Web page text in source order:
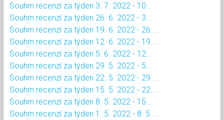
Souhrn recenzí za týden 3. 7. 2022 - 10....
Souhrn recenzí za týden 26. 6. 2022 - 3....
Souhrn recenzí za týden 19. 6. 2022 - 26....
Souhrn recenzí za týden 12. 6. 2022 - 19....
Souhrn recenzí za týden 5. 6. 2022 - 12....
Souhrn recenzí za týden 29. 5. 2022 - 5....
Souhrn recenzí za týden 22. 5. 2022 - 29....
Souhrn recenzí za týden 15. 5. 2022 - 22....
Souhrn recenzí za týden 8. 5. 2022 - 15....
Souhrn recenzí za týden 1. 5. 2022 - 8. 5....